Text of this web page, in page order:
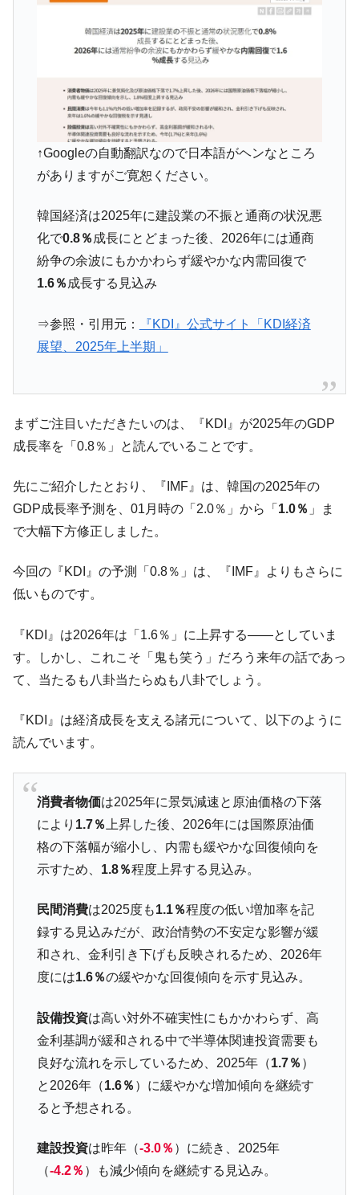
『Money1』
韓国大統領府ボンクラ政策室長が告発され
た ⇒ 国家が行った恐るべき株価操作であり、空前の国政壟
『Money1』
韓国･警察職員が「丸刈りになって抗議活
『Money1』
中国だけが鉄鋼輸出を異常増加させる ⇒ 中
国の過剰生産が世界を蝕む。
種は全般的「不調」⇒ PSIが示す現況は決して良くない。
『Money1』
【米韓激突案件】韓国消費者院が『クーパ
ン』1人当たり賠償10万ウォンを認定 ⇒ 総額3兆7,000億
『Money1』 韓国で猛暑。南東部では干ばつ
「KDDX」1番艦、2032年竣工と公示
『Money1』
【対日本円】ウォン安が急進！ 日米の協調
韓国政府『BYD』車への補助金を全廃 ⇒ 実
は韓国で『BYD』車は売れている。6カ月で対前年同期比
1.9倍！
く空港に詰めかけ「出て行け！」「極右勢力」のプラカー
ドを掲げる「在韓反米勢力」
『Money1』
韓国政府「2035年までに18.4GW規模のAIデ
ータセンター整備」⇒ だから無理だってば。
『Money1』
JPモルガン「韓国レバレッジETFの清算は
ほぼ終わった」
発。
『Money1』
韓国政府「ニセＫ-ブランドを通報しようキ
ャンペーン」⇒ あの名物教授も登場！
ぎ」では。
『Money1』
『Money1』
にぶん殴る法案」提出！⇒ クーパン問題は合衆国企業に対
する差別。許してはおかぬ
『Money1』
韓国ボンクラ政策室長･金容範、株価暴落に
他人事のような発言。
業績「史上最高益」当期純利益は前年同期比13.4倍に。
Fact1
日本の誇る海洋資源調査船『白嶺』は先進技術の
塊！
Fact1
夏の甲子園、優勝校を最も多く輩出している都道
Fact1 今話題の「楽天ライオンズ」とは？
Fact1 奇跡の毛色「白毛馬」とは？
Fact1
全て勝つといくら？ 競馬GI競走で勝利騎手がもら
える賞金とは？
Fact1
発表から2日で大崩壊、鳴かず飛ばずに終わりそう
なスーパーリーグとは？
↑Googleの自動翻訳なので日本語がヘンなところ
がありますがご寛恕ください。
韓国経済は2025年に建設業の不振と通商の状況悪
化で0.8％ 成長にとどまった後、2026年には通商
紛争の余波にもかかわらず緩やかな内需回復で
1.6％ 成長する見込み
⇒参照・引用元：
『KDI』公式サイト「KDI経済
展望、2025年上半期」
まずご注目いただきたいのは、『KDI』が2025年のGDP
成長率を「0.8％」と読んでいることです。
先にご紹介したとおり、『IMF』は、韓国の2025年の
GDP成長率予測を、01月時の「2.0％」から「 1.0％ 」ま
で大幅下方修正しました。
今回の『KDI』の予測「0.8％」は、『IMF』よりもさらに
低いものです。
『KDI』は2026年は「1.6％」に上昇する――としていま
す。しかし、これこそ「鬼も笑う」だろう来年の話であっ
て、当たるも八卦当たらぬも八卦でしょう。
『KDI』は経済成長を支える諸元について、以下のように
読んでいます。
消費者物価は2025年に景気減速と原油価格の下落
により 1.7％ 上昇した後、2026年には国際原油価
格の下落幅が縮小し、内需も緩やかな回復傾向を
示すため、 1.8％程度上昇する見込み。
民間消費は2025度も1.1％程度の低い増加率を記
録する見込みだが、政治情勢の不安定な影響が緩
和され、金利引き下げも反映されるため、2026年
度には1.6％の緩やかな回復傾向を示す見込み。
設備投資は高い対外不確実性にもかかわらず、高
金利基調が緩和される中で半導体関連投資需要も
良好な流れを示しているため、2025年（1.7％ ）
と2026年（1.6％ ）に緩やかな増加傾向を継続す
ると予想される。
建設投資は昨年（-3.0％ ）に続き、2025年
（-4.2％ ）も減少傾向を継続する見込み。